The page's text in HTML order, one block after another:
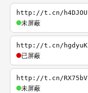
http://t.cn/h4DJOU
未屏蔽
http://t.cn/hgdyuK
已屏蔽
http://t.cn/RX75bV
未屏蔽